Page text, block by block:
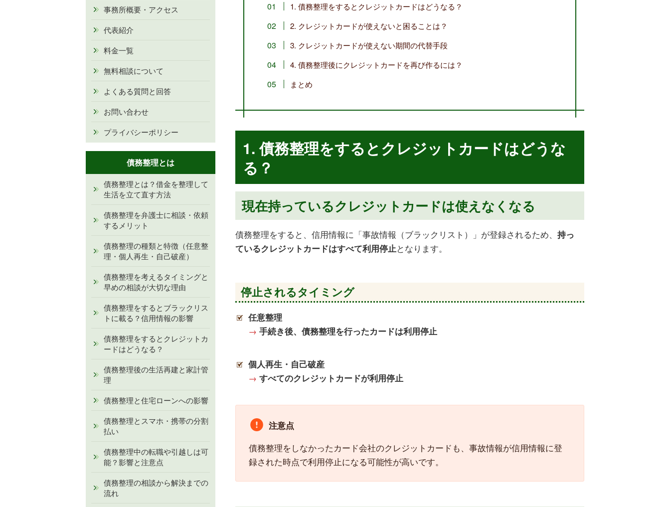
1. 債務整理をするとクレジットカードはどうなる？
2. クレジットカードが使えないと困ることは？
3. クレジットカードが使えない期間の代替手段
4. 債務整理後にクレジットカードを再び作るには？
まとめ
1. 債務整理をするとクレジットカードはどうな
る？
現在持っているクレジットカードは使えなくなる
債務整理をすると、信用情報に「事故情報（ブラックリスト）」が登録されるため、 持っ
ているクレジットカードはすべて利用停止となります。
停止されるタイミング
任意整理
→ 手続き後、債務整理を行ったカードは利用停止
個人再生・自己破産
→ すべてのクレジットカードが利用停止
注意点
債務整理をしなかったカード会社のクレジットカードも、事故情報が信用情報に登
録された時点で利用停止になる可能性が高いです。
事務所概要・アクセス
代表紹介
料金一覧
無料相談について
よくある質問と回答
お問い合わせ
プライバシーポリシー
債務整理とは
債務整理とは？借金を整理して
生活を立て直す方法
債務整理を弁護士に相談・依頼
するメリット
債務整理の種類と特徴（任意整
理・個人再生・自己破産）
債務整理を考えるタイミングと
早めの相談が大切な理由
債務整理をするとブラックリス
トに載る？信用情報の影響
債務整理をするとクレジットカ
ードはどうなる？
債務整理後の生活再建と家計管
理
債務整理と住宅ローンへの影響
債務整理とスマホ・携帯の分割
払い
債務整理中の転職や引越しは可
能？影響と注意点
債務整理の相談から解決までの
流れ